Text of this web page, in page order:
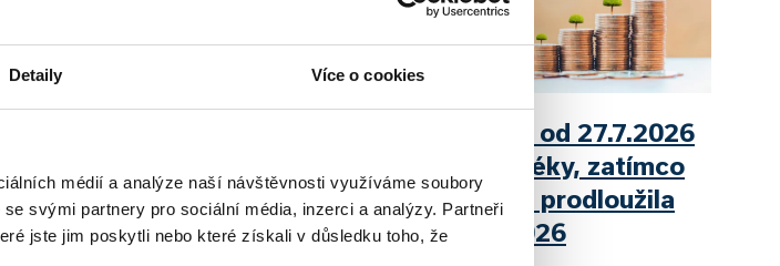
Detaily Více o cookies
médií a analýze naší návštěvnosti využíváme soubory
svými partnery pro sociální média, inzerci a analýzy. Partneři
jste jim poskytli nebo které získali v důsledku toho, že
bodu.
UniCredit Bank od 27.7.2026
zdražuje hypotéky, zatímco
Raiffeisenbank prodloužila
slevu do 6.9.2026